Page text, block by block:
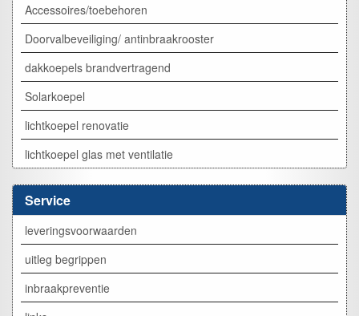
Accessoires/toebehoren
Doorvalbeveiliging/ antinbraakrooster
dakkoepels brandvertragend
Solarkoepel
lichtkoepel renovatie
lichtkoepel glas met ventilatie
Service
leveringsvoorwaarden
uitleg begrippen
inbraakpreventie